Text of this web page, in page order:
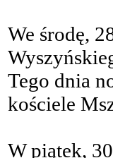
We środę,
Tego dnia
kościele
W piątek,